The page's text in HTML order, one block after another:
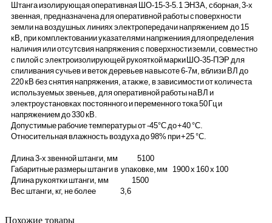
Штанга изолирующая оперативная ШО-15-3-5.1 ЭНЗА, сборная, 3-х
звенная, предназначена для оперативной работы с поверхности
земли на воздушных линиях электропередачи напряжением до 15
кВ, при комплектовании указателями напржениия для определения
наличия или отсутсвия напряжения с поверхности земли, совместно
с пилой с электроизолирующей рукояткой марки ШО-35-ПЭР для
спиливания сучьев и веток деревьев на высоте 6-7м, вблизи ВЛ до
220 кВ без снятия напряжения, а также, в зависимости от количеста
используемых звеньев, для оперативной работы на ВЛ и
электроустановках постоянного и переменного тока 50 Гц и
напряжением до 330 кВ.
Допустимые рабочие температуры от -45°С до +40 °С.
Относительная влажность воздуха до 98% при +25 °С.
Длина 3-х звенной штанги, мм 5100
Габаритные размеры штанги в упаковке, мм 1900 x 160 x 100
Длина рукоятки штанги, мм 1500
Вес штанги, кг, не более 3,6
Похожие товары